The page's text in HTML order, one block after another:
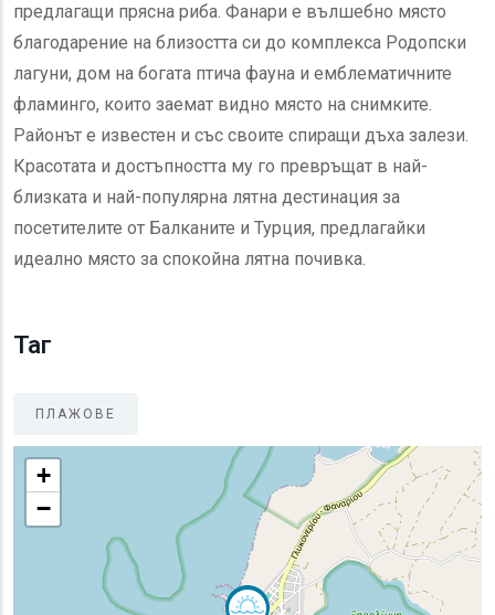
предлагащи прясна риба. Фанари е вълшебно място
благодарение на близостта си до комплекса Родопски
лагуни, дом на богата птича фауна и емблематичните
фламинго, които заемат видно място на снимките.
Районът е известен и със своите спиращи дъха залези.
Красотата и достъпността му го превръщат в най-
близката и най-популярна лятна дестинация за
посетителите от Балканите и Турция, предлагайки
идеално място за спокойна лятна почивка.
Таг
ПЛАЖОВЕ
+
−